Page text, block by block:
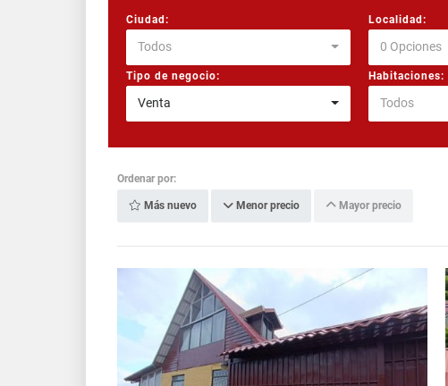
Ciudad:
Todos
Localidad:
0 Opciones
Tipo de negocio:
Venta
Habitaciones:
Todos
Ordenar por:
Más nuevo Menor precio Mayor precio